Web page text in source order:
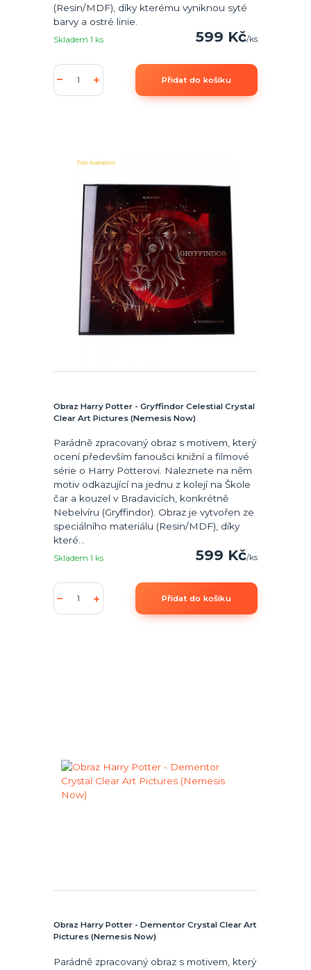
(Resin/MDF), díky kterému vyniknou syté
barvy a ostré linie.
599 Kč/ks
Skladem 1 ks
Přidat do košíku
Obraz Harry Potter - Gryffindor Celestial Crystal
Clear Art Pictures (Nemesis Now)
Parádně zpracovaný obraz s motivem, který
ocení především fanoušci knižní a filmové
série o Harry Potterovi. Naleznete na něm
motiv odkazující na jednu z kolejí na Škole
čar a kouzel v Bradavicích, konkrétně
Nebelvíru (Gryffindor). Obraz je vytvořen ze
speciálního materiálu (Resin/MDF), díky
které...
599 Kč/ks
Skladem 1 ks
Přidat do košíku
Obraz Harry Potter - Dementor Crystal Clear Art
Pictures (Nemesis Now)
Parádně zpracovaný obraz s motivem, který